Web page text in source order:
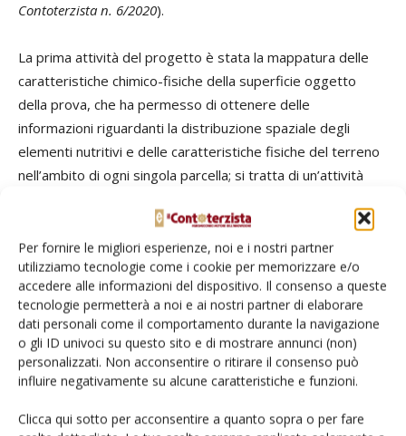
Per fornire le migliori esperienze, noi e i nostri partner
utilizziamo tecnologie come i cookie per memorizzare e/o
accedere alle informazioni del dispositivo. Il consenso a queste
tecnologie permetterà a noi e ai nostri partner di elaborare
dati personali come il comportamento durante la navigazione
o gli ID univoci su questo sito e di mostrare annunci (non)
personalizzati. Non acconsentire o ritirare il consenso può
influire negativamente su alcune caratteristiche e funzioni.
Clicca qui sotto per acconsentire a quanto sopra o per fare
Contoterzista n. 6/2020).
La prima attività del progetto è stata la mappatura delle
caratteristiche chimico-fisiche della superficie oggetto
della prova, che ha permesso di ottenere delle
informazioni riguardanti la distribuzione spaziale degli
elementi nutritivi e delle caratteristiche fisiche del terreno
nell’ambito di ogni singola parcella; si tratta di un’attività
diverse tecnologie per l’agricoltura di precisione e, in
particolare, per la costruzione delle mappe di prescrizione.
I risultati nel mais da granella
Dopo la raccolta del mais, terminato il monitoraggio di
tutte le operazioni, sono stati analizzati i costi e i ricavi
della prova, allo scopo di individuare gli effetti delle diverse
terreno. L’analisi mostra che l’introduzione dei sistemi per